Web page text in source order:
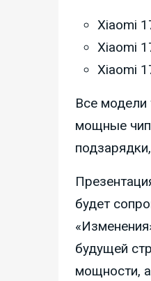
Xiaomi
Xiaomi
Xiaomi
Все
мощные
будет
будущей
мощности,